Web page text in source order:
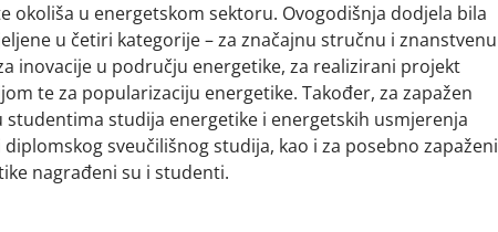
okoliša u energetskom sektoru. Ovogodišnja dodjela bila
u četiri kategorije – za značajnu stručnu i znanstvenu
inovacije u području energetike, za realizirani projekt
te za popularizaciju energetike. Također, za zapažen
studija energetike i energetskih usmjerenja
sveučilišnog studija, kao i za posebno zapaženi
nagrađeni su i studenti.